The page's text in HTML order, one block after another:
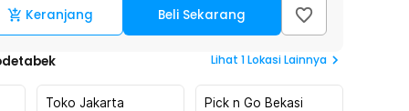
Keranjang Beli Sekarang
Lihat 1Lokasi Lainnya
Toko Jakarta
Pick n Go Bekasi